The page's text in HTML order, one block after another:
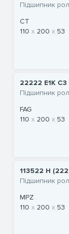
Підшипник
CT
110
200 53
22222 E1K C3
Підшипник
FAG
110
200 53
113522 Н
Підшипник
MPZ
110
200 53